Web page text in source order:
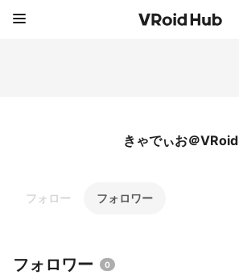
きゃでぃお＠VRoid
フォロー フォロワー
フォロワー 0